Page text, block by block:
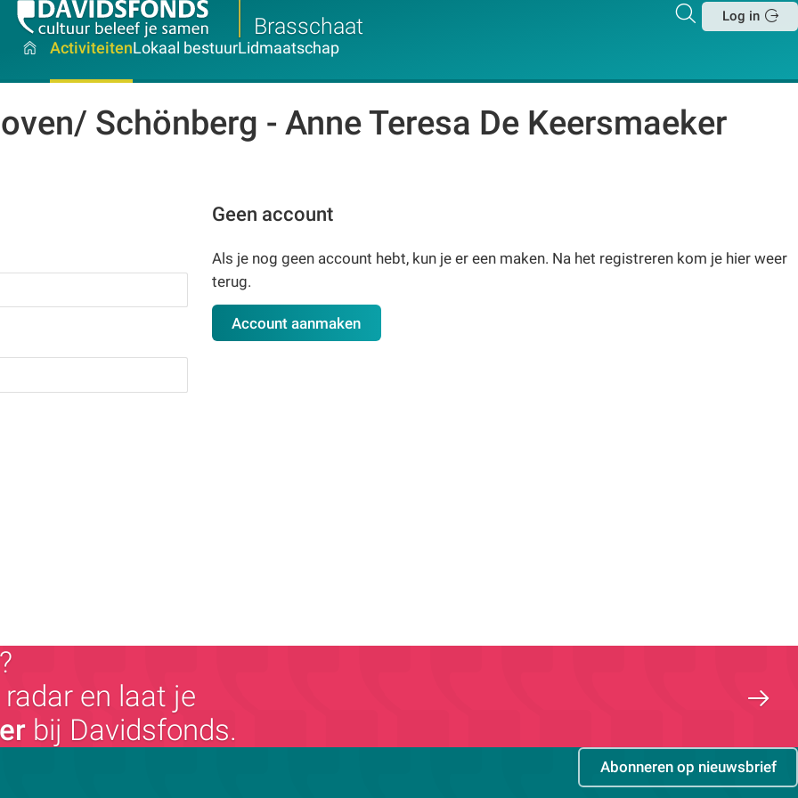
Brasschaat
Zoeken
Log in
ActiviteitenLokaal bestuurLidmaatschap
Schönberg - Anne Teresa De Keersmaeker
Geen account
Als je nog geen account hebt, kun je er een maken. Na het registreren kom je hier weer
terug.
Account aanmaken
en laat je
bij Davidsfonds.
Abonneren op nieuwsbrief